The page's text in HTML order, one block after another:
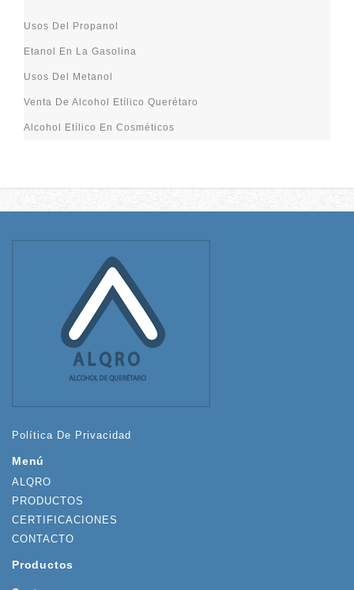
Usos Del Propanol
Etanol En La Gasolina
Usos Del Metanol
Venta De Alcohol Etílico Querétaro
Alcohol Etílico En Cosméticos
Política De Privacidad
Menú
ALQRO
PRODUCTOS
CERTIFICACIONES
CONTACTO
Productos